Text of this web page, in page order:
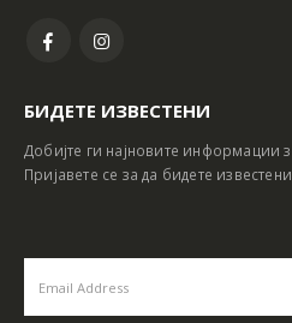
БИДЕТЕ ИЗВЕСТЕНИ
Добијте ги најновите информации
Пријавете се за да бидете